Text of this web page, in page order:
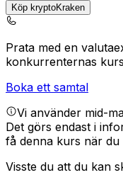
Köp kryptoKraken
Prata med en
konkurrenternas
Boka ett samtal
Vi använder mid-
Det görs endast i
få denna kurs när du
Visste du att du kan